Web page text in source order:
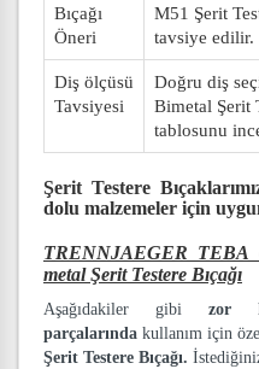
Bıçağı
Öneri
M51 Şerit
tavsiye edilir.
Diş ölçüsü
Tavsiyesi
Doğru diş
Bimetal Şerit
tablosunu
Şerit Testere
dolu malzemeler için
TRENNJAEGER
metal Şerit Testere Bıçağı
Aşağıdakiler gibi zor
parçalarında kullanım için
Şerit Testere Bıçağı.